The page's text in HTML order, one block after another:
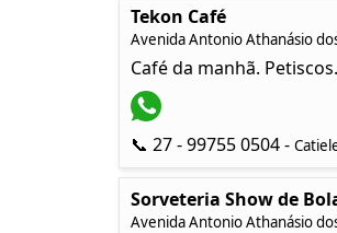
Tekon Café
Avenida Antonio Athanásio
Café da manhã.
📞 27 - 99755 0504 -
Sorveteria Show de
Avenida Antonio Athanásio